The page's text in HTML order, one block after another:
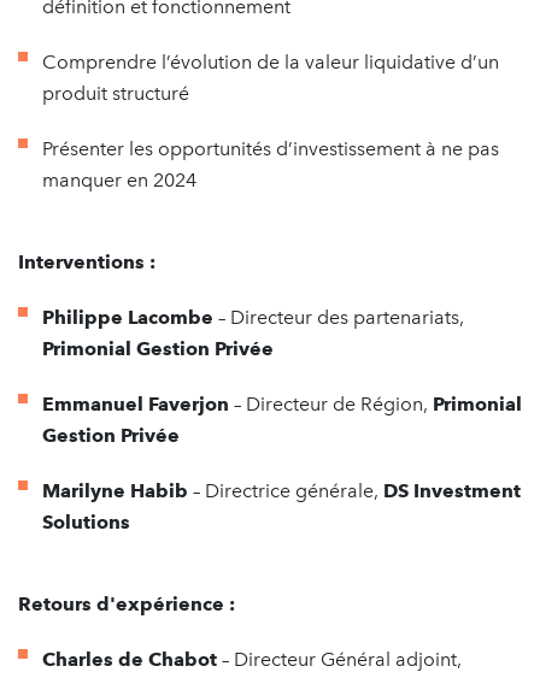
définition et fonctionnement
Comprendre l’évolution de la valeur liquidative d’un
produit structuré
Présenter les opportunités d’investissement à ne pas
manquer en 2024
Interventions :
Philippe Lacombe – Directeur des partenariats,
Primonial Gestion Privée
Emmanuel Faverjon – Directeur de Région, Primonial
Gestion Privée
Marilyne Habib – Directrice générale, DS Investment
Solutions
Retours d'expérience :
Charles de Chabot – Directeur Général adjoint,